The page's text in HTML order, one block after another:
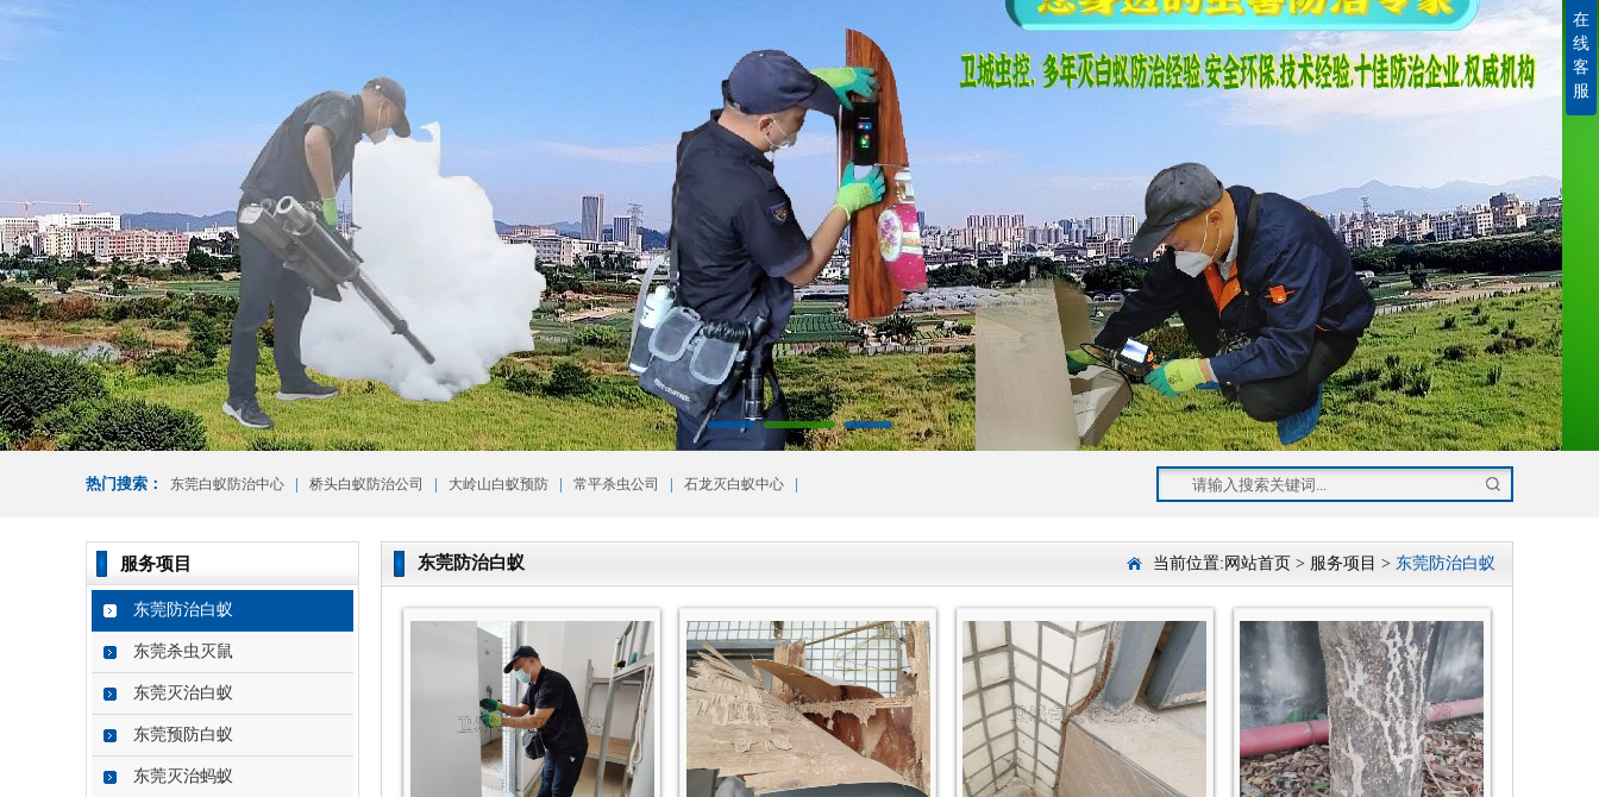
热门搜索： 东莞白蚁防治中心 | 桥头白蚁防治公司 | 大岭山白蚁预防 | 常平杀虫公司 | 石龙灭白蚁中心 |
服务项目
东莞防治白蚁
东莞杀虫灭鼠
东莞灭治白蚁
东莞预防白蚁
东莞灭治蚂蚁
东莞防治白蚁 当前位置: 网站首页 > 服务项目 > 东莞防治白蚁
在
线
客
服